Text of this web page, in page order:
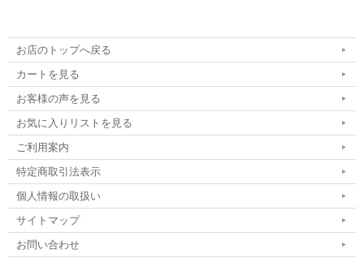
お店のトップへ戻る
カートを見る
お客様の声を見る
お気に入りリストを見る
ご利用案内
特定商取引法表示
個人情報の取扱い
サイトマップ
お問い合わせ